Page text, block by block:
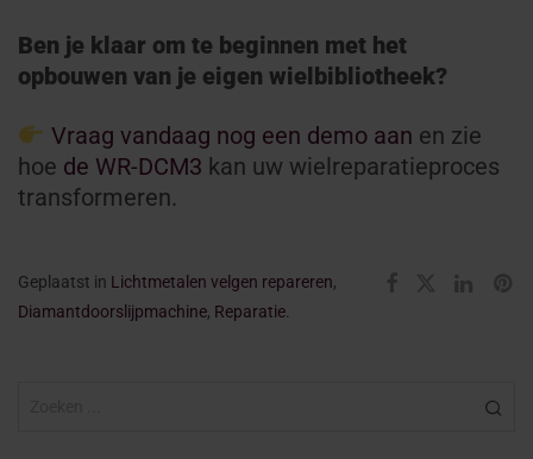
Ben je klaar om te beginnen met het
opbouwen van je eigen wielbibliotheek?
Vraag vandaag nog een demo aan en zie
hoe de WR-DCM3 kan uw wielreparatieproces
transformeren.
Geplaatst in Lichtmetalen velgen repareren,
Diamantdoorslijpmachine, Reparatie.